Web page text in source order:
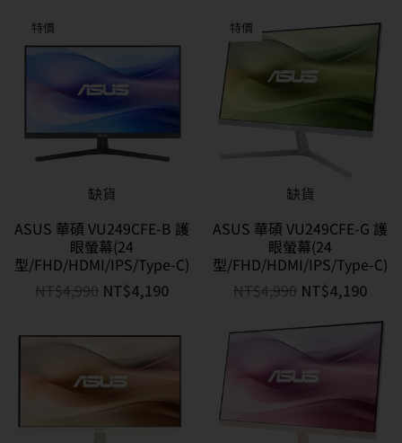
特價
缺貨
ASUS 華碩 VU249CFE-B 護
眼螢幕(24
型/FHD/HDMI/IPS/Type-C)
NT$4,990 NT$4,190
特價
缺貨
ASUS 華碩 VU249CFE-G 護
眼螢幕(24
型/FHD/HDMI/IPS/Type-C)
NT$4,990 NT$4,190
特價